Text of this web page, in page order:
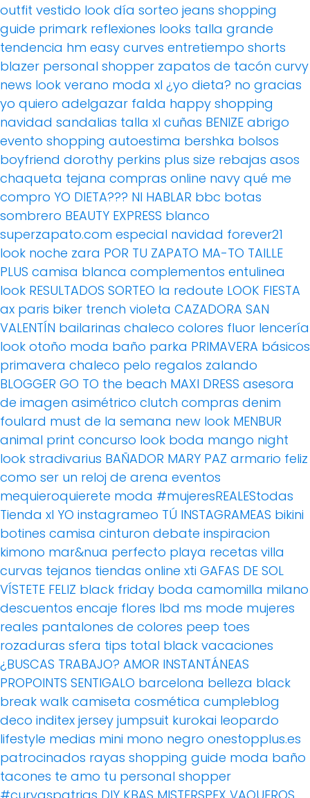
outfit vestido look día sorteo jeans shopping
guide primark reflexiones looks talla grande
tendencia hm easy curves entretiempo shorts
blazer personal shopper zapatos de tacón curvy
news look verano moda xl ¿yo dieta? no gracias
yo quiero adelgazar falda happy shopping
navidad sandalias talla xl cuñas BENIZE abrigo
evento shopping autoestima bershka bolsos
boyfriend dorothy perkins plus size rebajas asos
chaqueta tejana compras online navy qué me
compro YO DIETA??? NI HABLAR bbc botas
sombrero BEAUTY EXPRESS blanco
superzapato.com especial navidad forever21
look noche zara POR TU ZAPATO MA-TO TAILLE
PLUS camisa blanca complementos entulinea
look RESULTADOS SORTEO la redoute LOOK FIESTA
ax paris biker trench violeta CAZADORA SAN
VALENTÍN bailarinas chaleco colores fluor lencería
look otoño moda baño parka PRIMAVERA básicos
primavera chaleco pelo regalos zalando
BLOGGER GO TO the beach MAXI DRESS asesora
de imagen asimétrico clutch compras denim
foulard must de la semana new look MENBUR
animal print concurso look boda mango night
look stradivarius BAÑADOR MARY PAZ armario feliz
como ser un reloj de arena eventos
mequieroquierete moda #mujeresREALEStodas
Tienda xl YO instagrameo TÚ INSTAGRAMEAS bikini
botines camisa cinturon debate inspiracion
kimono mar&nua perfecto playa recetas villa
curvas tejanos tiendas online xti GAFAS DE SOL
VÍSTETE FELIZ black friday boda camomilla milano
descuentos encaje flores lbd ms mode mujeres
reales pantalones de colores peep toes
rozaduras sfera tips total black vacaciones
¿BUSCAS TRABAJO? AMOR INSTANTÁNEAS
PROPOINTS SENTIGALO barcelona belleza black
break walk camiseta cosmética cumpleblog
deco inditex jersey jumpsuit kurokai leopardo
lifestyle medias mini mono negro onestopplus.es
patrocinados rayas shopping guide moda baño
tacones te amo tu personal shopper